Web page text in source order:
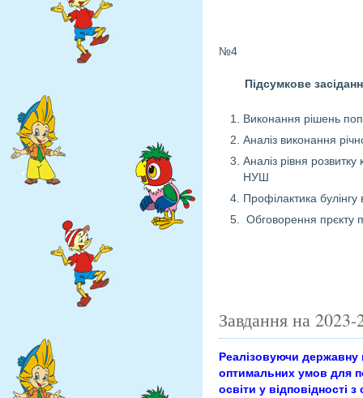
№4
Підсумкове
Виконання рішень
Аналіз виконання
Аналіз рівня розвитку
НУШ
Профілактика
Обговорення прєкту
Завдання на
Реалізовуючи державну
оптимальних умов для
освіти у відповідності